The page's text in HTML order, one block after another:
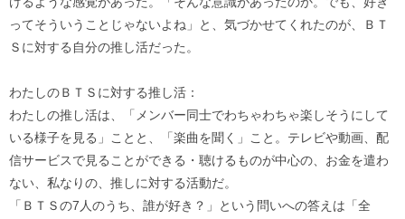
ってそういうことじゃないよね」と、気づかせてくれたのが、ＢＴ
Ｓに対する自分の推し活だった。
わたしのＢＴＳに対する推し活：
わたしの推し活は、「メンバー同士でわちゃわちゃ楽しそうにして
いる様子を見る」ことと、「楽曲を聞く」こと。テレビや動画、配
信サービスで見ることができる・聴けるものが中心の、お金を遣わ
ない、私なりの、推しに対する活動だ。
「ＢＴＳの7人のうち、誰が好き？」という問いへの答えは「全